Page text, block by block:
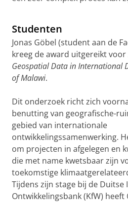
video te zien
Studenten
Jonas Göbel (student aan de
kreeg de award uitgereikt
Geospatial Data in International
of Malawi.
Dit onderzoek richt zich
benutting van geografische-
gebied van internationale
ontwikkelingssamenwerking.
om projecten in afgelegen en
die met name kwetsbaar zijn
toekomstige
Tijdens zijn stage bij de
Ontwikkelingsbank (KfW)